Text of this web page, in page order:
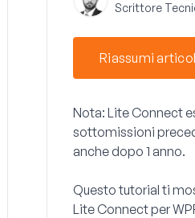
Scrittore
Riassumi
Nota: Lite Connect
sottomissioni
anche dopo 1 anno.
Questo tutorial ti
Lite Connect per